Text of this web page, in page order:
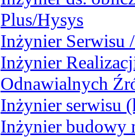
Plus/Hysys
Inżynier Serwisu
Inżynier
Odnawialnych
Inżynier serwisu
Inżynier budowy